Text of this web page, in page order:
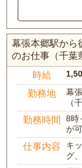
幕張本郷駅から
のお仕事（千葉
時給
勤務地
幕
（
勤務時間
8時
が
仕事内容
キ
グ